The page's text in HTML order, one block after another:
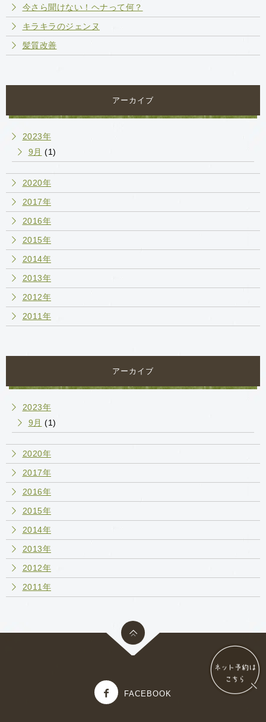
今さら聞けない！ヘナって何？
キラキラのジェンヌ
髪質改善
アーカイブ
2023年
9月 (1)
2020年
2017年
2016年
2015年
2014年
2013年
2012年
2011年
アーカイブ
2023年
9月 (1)
2020年
2017年
2016年
2015年
2014年
2013年
2012年
2011年
FACEBOOK